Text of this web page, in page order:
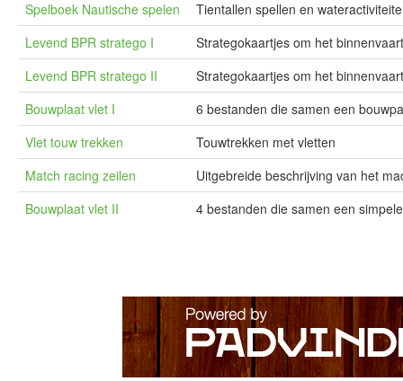
Spelboek Nautische spelen
Tientallen spellen en
Levend BPR stratego I
Strategokaartjes om het
Levend BPR stratego II
Strategokaartjes om het
Bouwplaat vlet I
6 bestanden die samen een
Vlet touw trekken
Touwtrekken met vletten
Match racing zeilen
Uitgebreide beschrijving van het
Bouwplaat vlet II
4 bestanden die samen een